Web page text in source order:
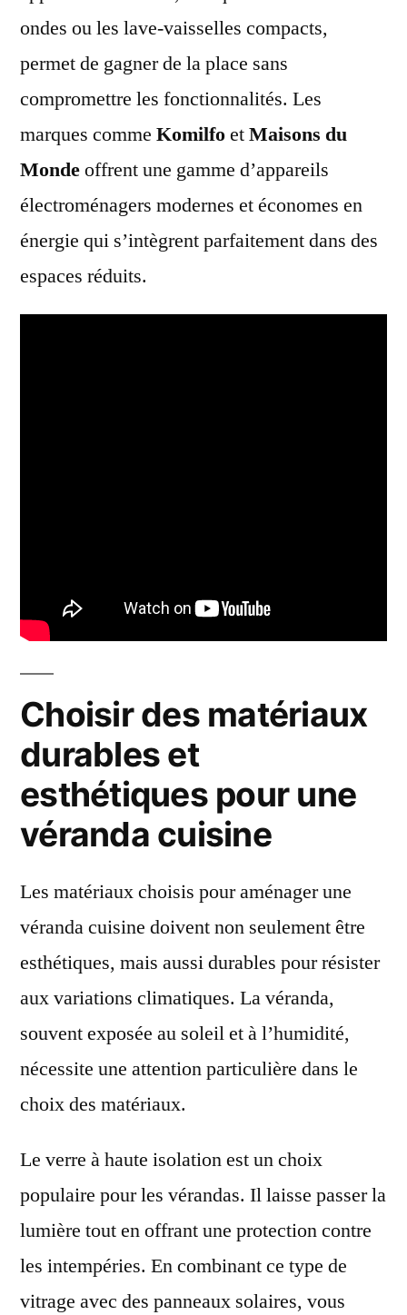
ondes ou les lave-vaisselles compacts,
permet de gagner de la place sans
compromettre les fonctionnalités. Les
marques comme KomilfoetMaisons du
Mondeoffrent une gamme d’appareils
électroménagers modernes et économes en
énergie qui s’intègrent parfaitement dans des
espaces réduits.
Choisir des matériaux
durables et
esthétiques pour une
véranda cuisine
Les matériaux choisis pour aménager une
véranda cuisine doivent non seulement être
esthétiques, mais aussi durables pour résister
aux variations climatiques. La véranda,
souvent exposée au soleil et à l’humidité,
nécessite une attention particulière dans le
choix des matériaux.
Le verre à haute isolation est un choix
populaire pour les vérandas. Il laisse passer la
lumière tout en offrant une protection contre
les intempéries. En combinant ce type de
vitrage avec des panneaux solaires, vous